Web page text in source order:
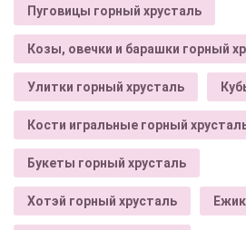
Пуговицы горный хрусталь
Козы, овечки и барашки горный
Улитки горный хрусталь
Кости игральные горный
Букеты горный хрусталь
Хотэй горный хрусталь